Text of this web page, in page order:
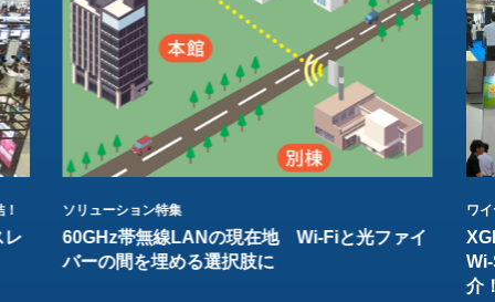
レ
ソリューション特集
60GHz帯無線LANの現在地 Wi-Fiと光ファイ
バーの間を埋める選択肢に
ワ
介